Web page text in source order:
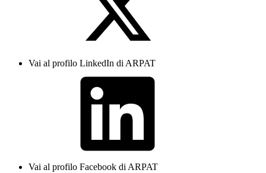
Vai al profilo LinkedIn di ARPAT
Vai al profilo Facebook di ARPAT